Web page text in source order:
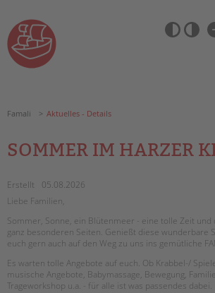
Barrierefrei-
Einstellungen
überspringen
Famali Aktuelles - Details
SOMMER IM HARZER
Erstellt
05.08.2026
Liebe Familien,
Sommer, Sonne, ein Blütenmeer - eine tolle Zeit und
ganz besonderen Seiten. Genießt diese wunderbare
euch gern auch auf den Weg zu uns ins gemütliche
Es warten tolle Angebote auf euch. Ob Krabbel-/
musische Angebote, Babymassage, Bewegung,
Trageworkshop u.a. - für alle ist was passendes dabei.